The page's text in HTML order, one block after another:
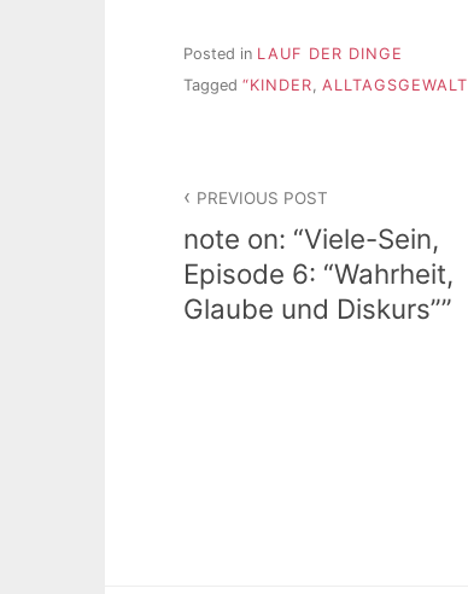
Posted in LAUF DER DINGE
Tagged “KINDER, ALLTAGSGEWALT
PREVIOUS POST
note on: “Viele-Sein,
Episode 6: “Wahrheit,
Glaube und Diskurs””